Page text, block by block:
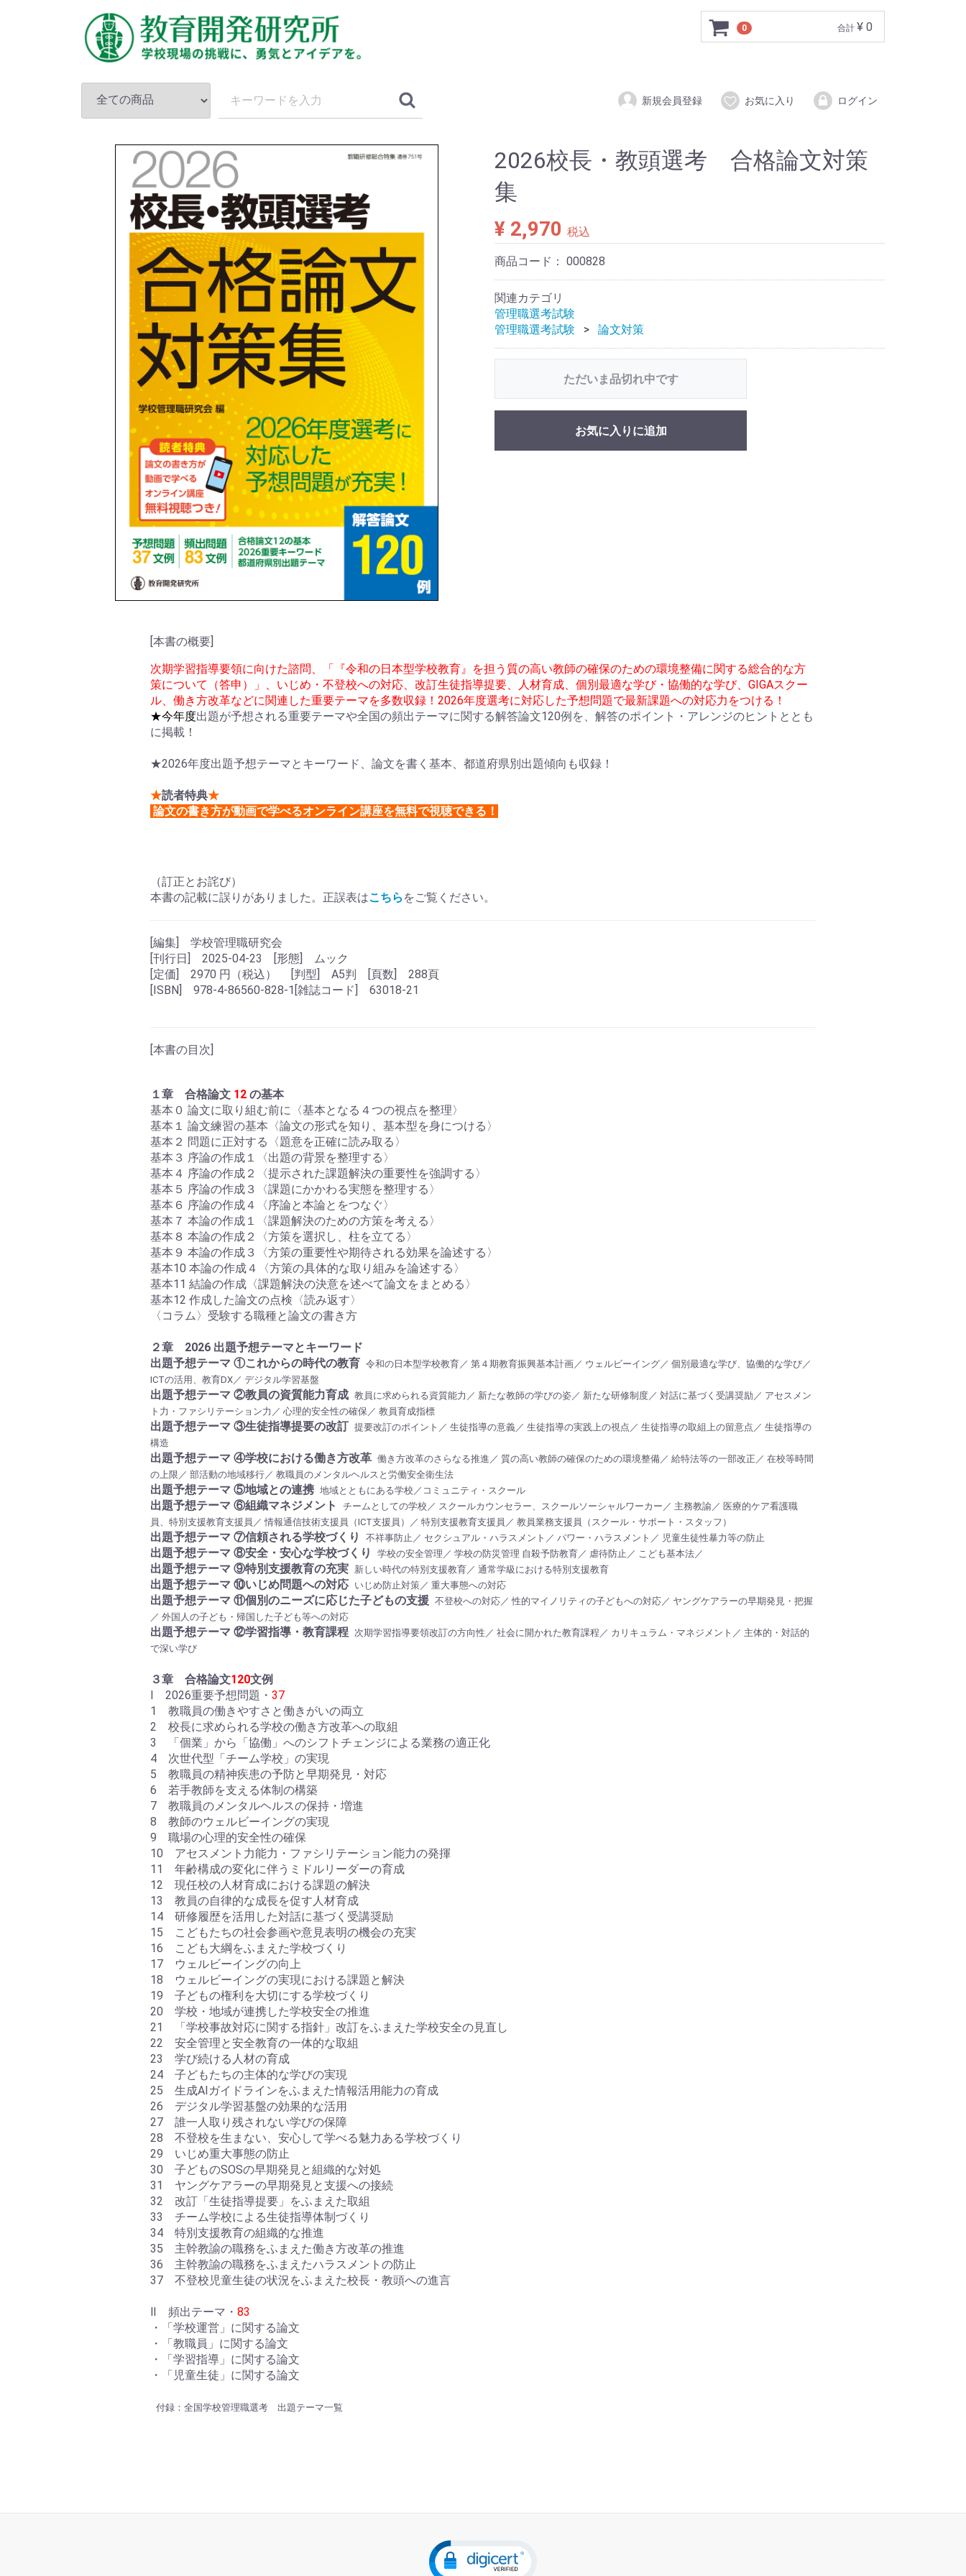
0 合計 ¥ 0
新規会員登録 お気に入り ログイン
2026校長・教頭選考 合格論文対策
集
¥ 2,970 税込
商品コード： 000828
関連カテゴリ
管理職選考試験
管理職選考試験
論文対策
ただいま品切れ中です
お気に入りに追加
[本書の概要]
次期学習指導要領に向けた諮問、「『令和の日本型学校教育』を担う質の高い教師の確保のための環境整備に関する総合的な方
策について（答申）」、いじめ・不登校への対応、改訂生徒指導提要、人材育成、個別最適な学び・協働的な学び、GIGAスクー
ル、働き方改革などに関連した重要テーマを多数収録！2026年度選考に対応した予想問題で最新課題への対応力をつける！
★今年度出題が予想される重要テーマや全国の頻出テーマに関する解答論文120例を、解答のポイント・アレンジのヒントととも
に掲載！
★2026年度出題予想テーマとキーワード、論文を書く基本、都道府県別出題傾向も収録！
★読者特典★
論文の書き方が動画で学べるオンライン講座を無料で視聴できる！
（訂正とお詫び）
本書の記載に誤りがありました。正誤表はこちら をご覧ください。
[編集] 学校管理職研究会
[刊行日] 2025-04-23 [形態] ムック
[定価] 2970 円（税込） [判型] A5判 [頁数] 288頁
[ISBN] 978-4-86560-828-1[雑誌コード] 63018-21
[本書の目次]
１章 合格論文 12の基本
基本０ 論文に取り組む前に〈基本となる４つの視点を整理〉
基本１ 論文練習の基本〈論文の形式を知り、基本型を身につける〉
基本２ 問題に正対する〈題意を正確に読み取る〉
基本３ 序論の作成１〈出題の背景を整理する〉
基本４ 序論の作成２〈提示された課題解決の重要性を強調する〉
基本５ 序論の作成３〈課題にかかわる実態を整理する〉
基本６ 序論の作成４〈序論と本論とをつなぐ〉
基本７ 本論の作成１〈課題解決のための方策を考える〉
基本８ 本論の作成２〈方策を選択し、柱を立てる〉
基本９ 本論の作成３〈方策の重要性や期待される効果を論述する〉
基本10 本論の作成４〈方策の具体的な取り組みを論述する〉
基本11 結論の作成〈課題解決の決意を述べて論文をまとめる〉
基本12 作成した論文の点検〈読み返す〉
〈コラム〉受験する職種と論文の書き方
２章 2026 出題予想テーマとキーワード
出題予想テーマ ①これからの時代の教育 令和の日本型学校教育／ 第４期教育振興基本計画／ ウェルビーイング／ 個別最適な学び、協働的な学び／
ICTの活用、教育DX／ デジタル学習基盤
出題予想テーマ ②教員の資質能力育成 教員に求められる資質能力／ 新たな教師の学びの姿／ 新たな研修制度／ 対話に基づく受講奨励／ アセスメン
ト力・ファシリテーション力／ 心理的安全性の確保／ 教員育成指標
出題予想テーマ ③生徒指導提要の改訂 提要改訂のポイント／ 生徒指導の意義／ 生徒指導の実践上の視点／ 生徒指導の取組上の留意点／ 生徒指導の
構造
出題予想テーマ ④学校における働き方改革 働き方改革のさらなる推進／ 質の高い教師の確保のための環境整備／ 給特法等の一部改正／ 在校等時間
の上限／ 部活動の地域移行／ 教職員のメンタルヘルスと労働安全衛生法
出題予想テーマ ⑤地域との連携 地域とともにある学校／コミュニティ・スクール
出題予想テーマ ⑥組織マネジメント
チームとしての学校／ スクールカウンセラー、スクールソーシャルワーカー／ 主務教諭／ 医療的ケア看護職
員、特別支援教育支援員／ 情報通信技術支援員（ICT支援員）／ 特別支援教育支援員／ 教員業務支援員（スクール・サポート・スタッフ）
出題予想テーマ ⑦信頼される学校づくり 不祥事防止／ セクシュアル・ハラスメント／ パワー・ハラスメント／ 児童生徒性暴力等の防止
出題予想テーマ ⑧安全・安心な学校づくり 学校の安全管理／ 学校の防災管理 自殺予防教育／ 虐待防止／ こども基本法／
出題予想テーマ ⑨特別支援教育の充実 新しい時代の特別支援教育／ 通常学級における特別支援教育
出題予想テーマ ⑩いじめ問題への対応 いじめ防止対策／ 重大事態への対応
出題予想テーマ ⑪個別のニーズに応じた子どもの支援 不登校への対応／ 性的マイノリティの子どもへの対応／ ヤングケアラーの早期発見・把握
／ 外国人の子ども・帰国した子ども等への対応
出題予想テーマ ⑫学習指導・教育課程
次期学習指導要領改訂の方向性／ 社会に開かれた教育課程／ カリキュラム・マネジメント／ 主体的・対話的
で深い学び
３章 合格論文120文例
Ⅰ 2026重要予想問題・ 37
1 教職員の働きやすさと働きがいの両立
2 校長に求められる学校の働き方改革への取組
3 「個業」から「協働」へのシフトチェンジによる業務の適正化
4 次世代型「チーム学校」の実現
5 教職員の精神疾患の予防と早期発見・対応
6 若手教師を支える体制の構築
7 教職員のメンタルヘルスの保持・増進
8 教師のウェルビーイングの実現
9 職場の心理的安全性の確保
10 アセスメント力能力・ファシリテーション能力の発揮
11 年齢構成の変化に伴うミドルリーダーの育成
12 現任校の人材育成における課題の解決
13 教員の自律的な成長を促す人材育成
14 研修履歴を活用した対話に基づく受講奨励
15 こどもたちの社会参画や意見表明の機会の充実
16 こども大綱をふまえた学校づくり
17 ウェルビーイングの向上
18 ウェルビーイングの実現における課題と解決
19 子どもの権利を大切にする学校づくり
20 学校・地域が連携した学校安全の推進
21 「学校事故対応に関する指針」改訂をふまえた学校安全の見直し
22 安全管理と安全教育の一体的な取組
23 学び続ける人材の育成
24 子どもたちの主体的な学びの実現
25 生成AIガイドラインをふまえた情報活用能力の育成
26 デジタル学習基盤の効果的な活用
27 誰一人取り残されない学びの保障
28 不登校を生まない、安心して学べる魅力ある学校づくり
29 いじめ重大事態の防止
30 子どものSOSの早期発見と組織的な対処
31 ヤングケアラーの早期発見と支援への接続
32 改訂「生徒指導提要」をふまえた取組
33 チーム学校による生徒指導体制づくり
34 特別支援教育の組織的な推進
35 主幹教諭の職務をふまえた働き方改革の推進
36 主幹教諭の職務をふまえたハラスメントの防止
37 不登校児童生徒の状況をふまえた校長・教頭への進言
Ⅱ 頻出テーマ・ 83
・「学校運営」に関する論文
・「教職員」に関する論文
・「学習指導」に関する論文
・「児童生徒」に関する論文
付録：全国学校管理職選考 出題テーマ一覧